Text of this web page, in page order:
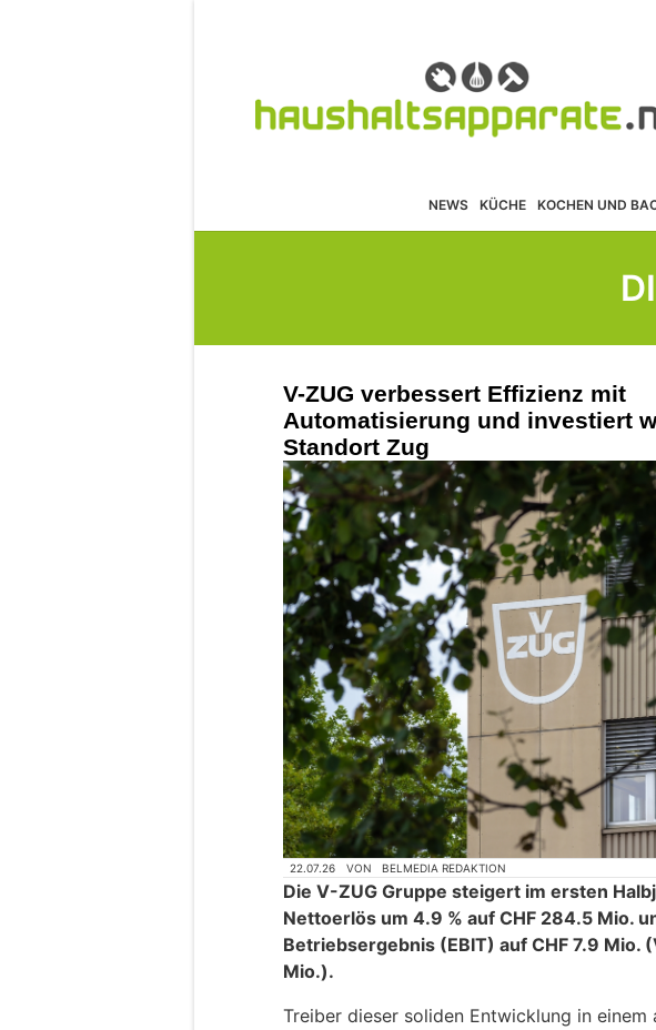
NEWS KÜCHE KOCHEN UND
V-ZUG verbessert Effizienz mit
Automatisierung und investiert
Standort Zug
22.07.26 VON BELMEDIA REDAKTION
Die V-ZUG Gruppe steigert im ersten
Nettoerlös um 4.9 % auf CHF 284.5 Mio.
Betriebsergebnis (EBIT) auf CHF 7.9 Mio.
Mio.).
Treiber dieser soliden Entwicklung in einem